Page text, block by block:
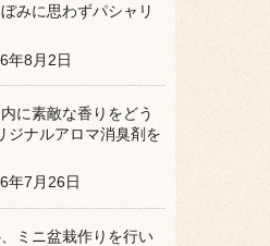
みに思わずパシャリ
年8月2日
に素敵な香りをどう
ジナルアロマ消臭剤を
年7月26日
ミニ盆栽作りを行い